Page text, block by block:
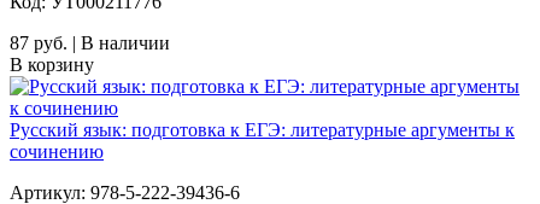
87 руб. | В наличии
В корзину
Русский язык: подготовка к ЕГЭ: литературные аргументы к
сочинению
Артикул: 978-5-222-39436-6